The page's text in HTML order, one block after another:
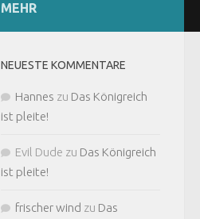
MEHR
NEUESTE KOMMENTARE
Hannes zu Das Königreich
ist pleite!
Evil Dude zu Das Königreich
ist pleite!
frischer wind zu Das